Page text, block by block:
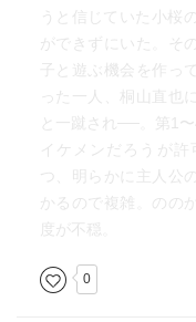
うと信じていた小桜
ができずにいた。そ
子と遊ぶ機会を作っ
った一人、桐山直也
と一蹴され──。第1〜
イケメンだろうが
つ、明らかに主人公
かるので複雑。のの
度が不穏。
0